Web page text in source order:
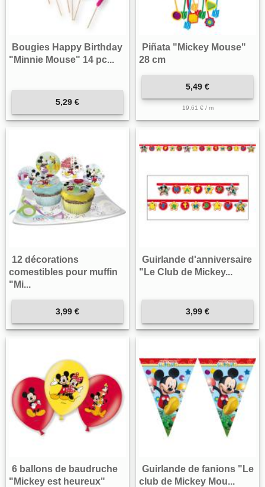
Bougies Happy Birthday
"Minnie Mouse" 14 pc...
5,29 €
Piñata "Mickey Mouse"
28 cm
5,49 €
19,61 € / m
12 décorations
comestibles pour muffin
"Mi...
3,99 €
Guirlande d'anniversaire
"Le Club de Mickey...
3,99 €
6 ballons de baudruche
"Mickey est heureux"
Guirlande de fanions "Le
club de Mickey Mou...